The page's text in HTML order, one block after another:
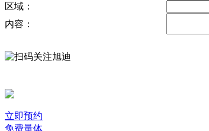
区域：
内容：
立即预约
免费量体